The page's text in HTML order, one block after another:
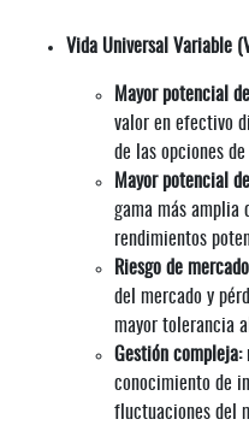
Vida Universal Variable
Mayor potencial
valor en efectivo
de las opciones
Mayor potencial
gama más amplia
rendimientos
Riesgo de
del mercado y
mayor tolerancia
Gestión compleja:
conocimiento de
fluctuaciones del